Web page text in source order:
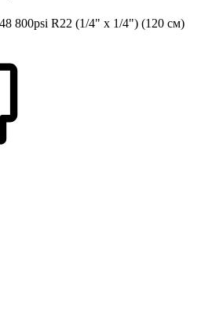
800psi R22 (1/4" х 1/4") (120 см)